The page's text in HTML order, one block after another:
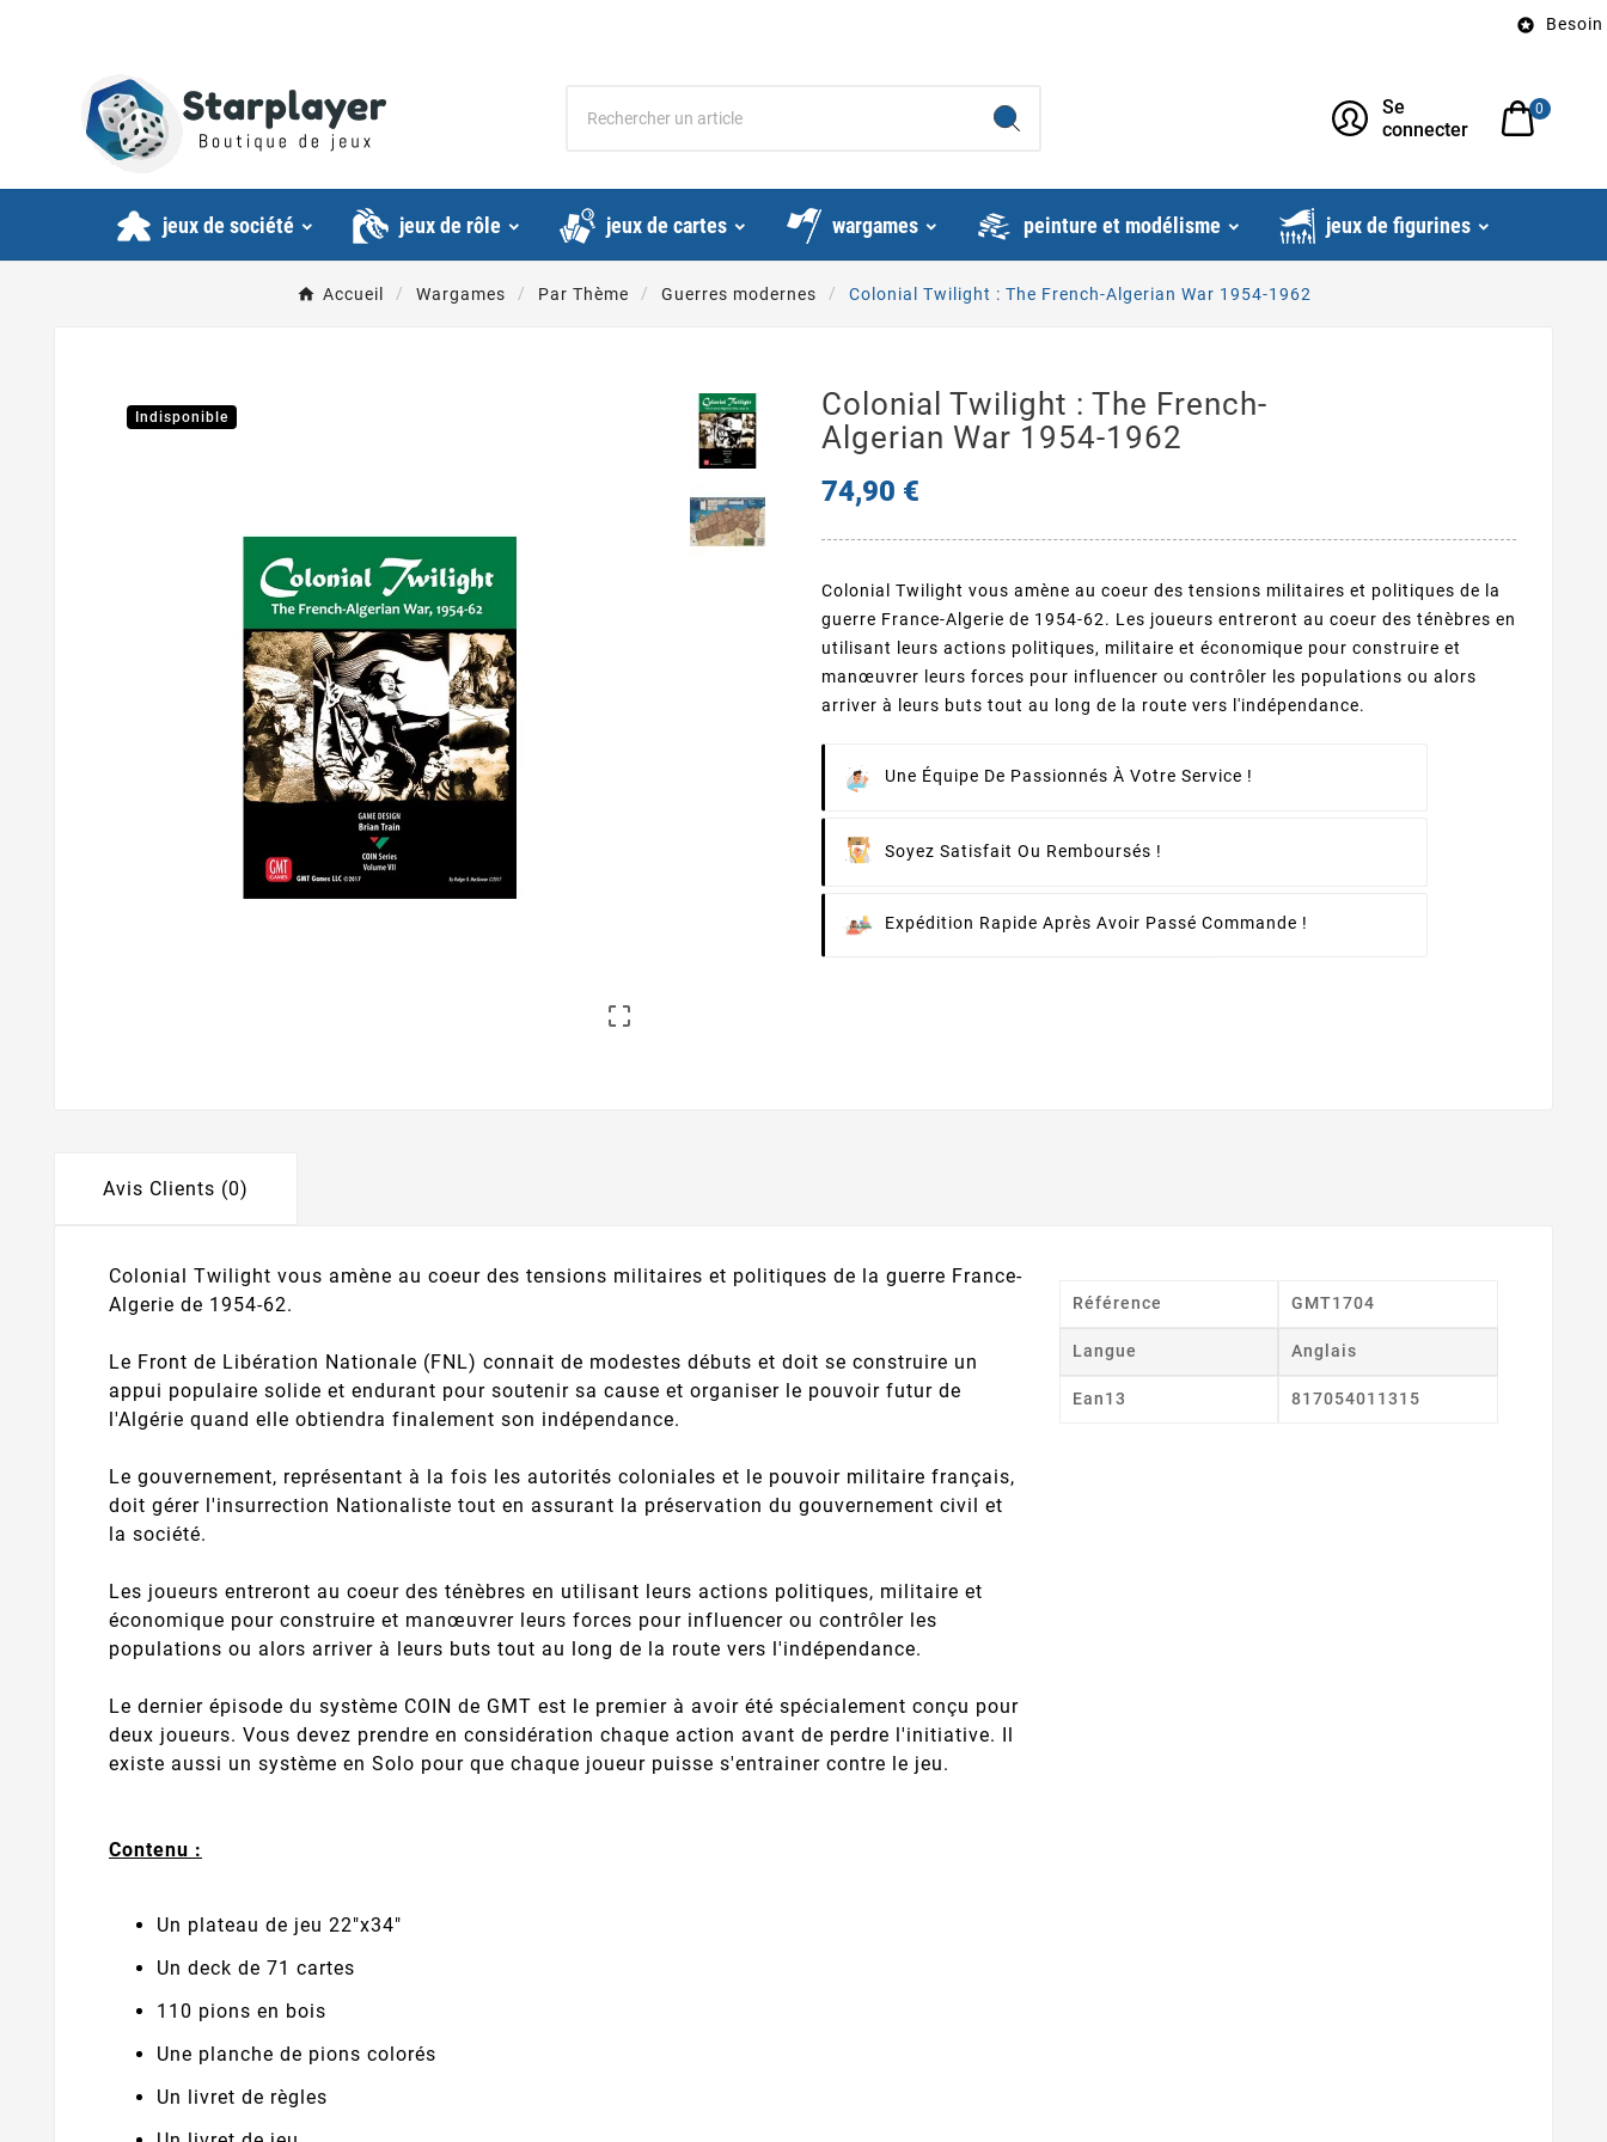
Besoin d’un
Se
connecter
0
jeux de société jeux de rôle jeux de cartes wargames peinture et modélisme jeux de figurines
Accueil Wargames Par Thème Guerres modernes Colonial Twilight : The French-Algerian War 1954-1962
Indisponible

Colonial Twilight : The French-
Algerian War 1954-1962
74,90 €
Colonial Twilight vous amène au coeur des tensions militaires et politiques de la
guerre France-Algerie de 1954-62. Les joueurs entreront au coeur des ténèbres en
utilisant leurs actions politiques, militaire et économique pour construire et
manœuvrer leurs forces pour influencer ou contrôler les populations ou alors
arriver à leurs buts tout au long de la route vers l'indépendance.
Une Équipe De Passionnés À Votre Service !
Soyez Satisfait Ou Remboursés !
Expédition Rapide Après Avoir Passé Commande !
Avis Clients (0)
Colonial Twilight vous amène au coeur des tensions militaires et politiques de la guerre France-
Algerie de 1954-62.
Le Front de Libération Nationale (FNL) connait de modestes débuts et doit se construire un
appui populaire solide et endurant pour soutenir sa cause et organiser le pouvoir futur de
l'Algérie quand elle obtiendra finalement son indépendance.
Le gouvernement, représentant à la fois les autorités coloniales et le pouvoir militaire français,
doit gérer l'insurrection Nationaliste tout en assurant la préservation du gouvernement civil et
la société.
Les joueurs entreront au coeur des ténèbres en utilisant leurs actions politiques, militaire et
économique pour construire et manœuvrer leurs forces pour influencer ou contrôler les
populations ou alors arriver à leurs buts tout au long de la route vers l'indépendance.
Le dernier épisode du système COIN de GMT est le premier à avoir été spécialement conçu pour
deux joueurs. Vous devez prendre en considération chaque action avant de perdre l'initiative. Il
existe aussi un système en Solo pour que chaque joueur puisse s'entrainer contre le jeu.
Contenu :
Un plateau de jeu 22"x34"
Un deck de 71 cartes
110 pions en bois
Une planche de pions colorés
Un livret de règles
Référence GMT1704
Langue Anglais
Ean13 817054011315